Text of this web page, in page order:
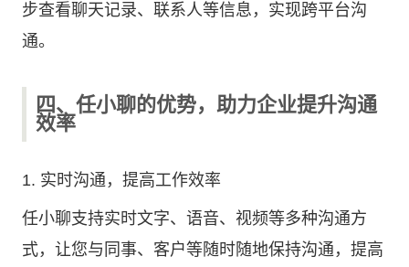
步查看聊天记录、联系人等信息，实现跨平台沟
通。
四、任小聊的优势，助力企业提升沟通
效率
1. 实时沟通，提高工作效率
任小聊支持实时文字、语音、视频等多种沟通方
式，让您与同事、客户等随时随地保持沟通，提高